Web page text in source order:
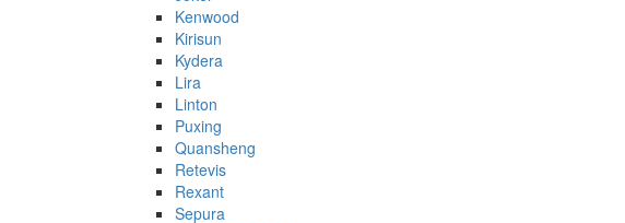
Kenwood
Kirisun
Kydera
Lira
Linton
Puxing
Quansheng
Retevis
Rexant
Sepura